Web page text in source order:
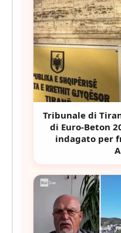
Tribunale di
di Euro-Beton
indagato per